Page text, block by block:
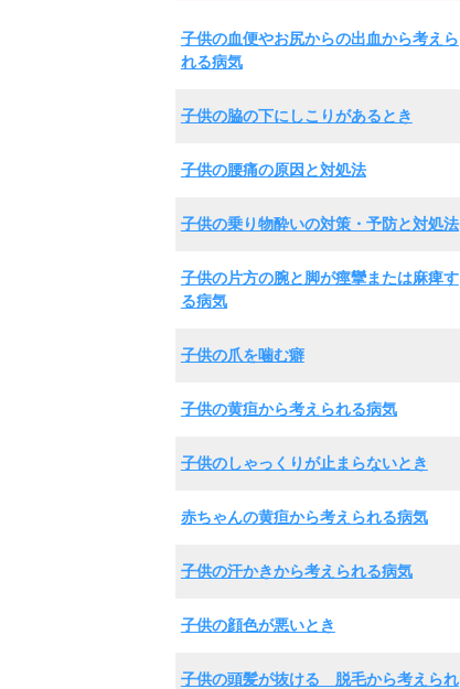
子供の血便やお尻からの出血から考えら
れる病気
子供の脇の下にしこりがあるとき
子供の腰痛の原因と対処法
子供の乗り物酔いの対策・予防と対処法
子供の片方の腕と脚が痙攣または麻痺す
る病気
子供の爪を噛む癖
子供の黄疸から考えられる病気
子供のしゃっくりが止まらないとき
赤ちゃんの黄疸から考えられる病気
子供の汗かきから考えられる病気
子供の顔色が悪いとき
子供の頭髪が抜ける 脱毛から考えられ